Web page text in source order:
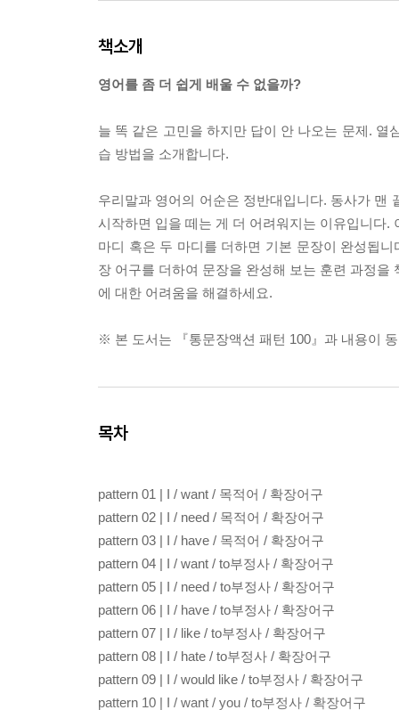
책소개
영어를 좀 더 쉽게 배울 수 없을까?
늘 똑 같은 고민을 하지만 답이 안 나오는 문제. 열
습 방법을 소개합니다.
우리말과 영어의 어순은 정반대입니다. 동사가 맨
시작하면 입을 떼는 게 더 어려워지는 이유입니다
마디 혹은 두 마디를 더하면 기본 문장이 완성됩
장 어구를 더하여 문장을 완성해 보는 훈련 과정
에 대한 어려움을 해결하세요.
※ 본 도서는 『통문장액션 패턴 100』과 내용이
목차
pattern 01 | I / want / 목적어 / 확장어구
pattern 02 | I / need / 목적어 / 확장어구
pattern 03 | I / have / 목적어 / 확장어구
pattern 04 | I / want / to부정사 / 확장어구
pattern 05 | I / need / to부정사 / 확장어구
pattern 06 | I / have / to부정사 / 확장어구
pattern 07 | I / like / to부정사 / 확장어구
pattern 08 | I / hate / to부정사 / 확장어구
pattern 09 | I / would like / to부정사 / 확장어구
pattern 10 | I / want / you / to부정사 / 확장어구